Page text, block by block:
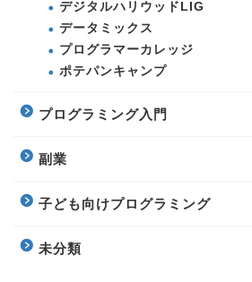
デジタルハリウッドLIG
データミックス
プログラマーカレッジ
ポテパンキャンプ
プログラミング入門
副業
子ども向けプログラミング
未分類